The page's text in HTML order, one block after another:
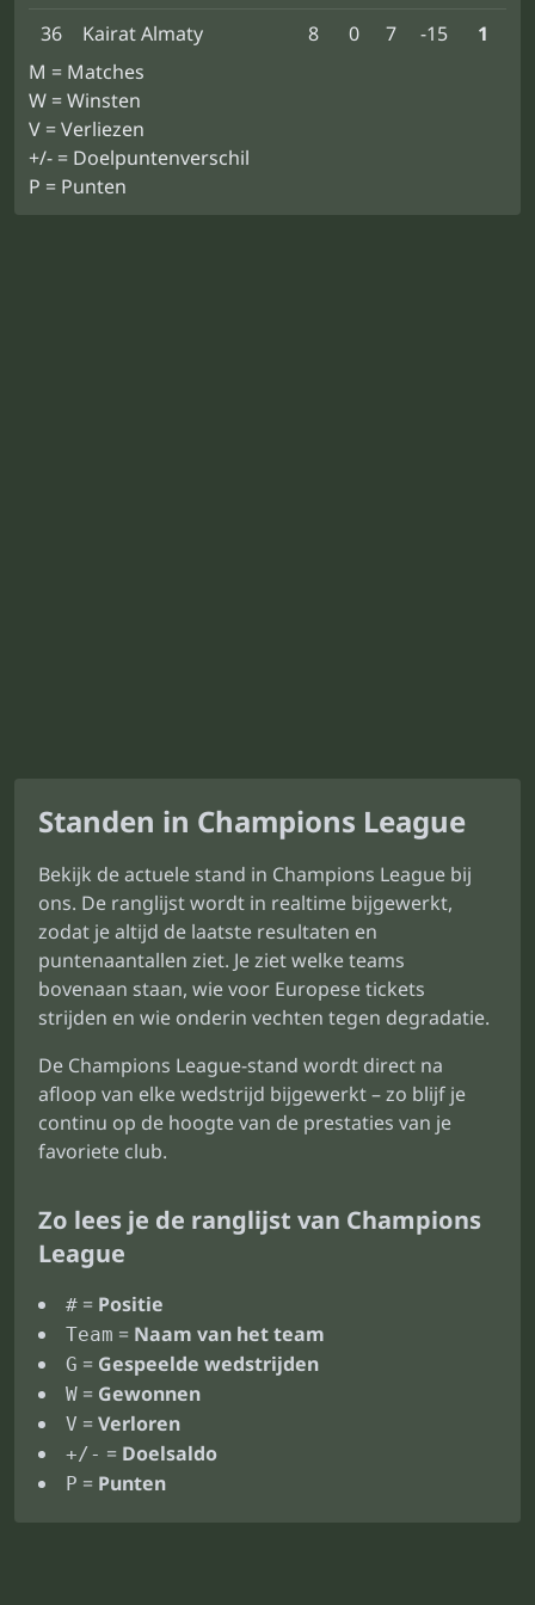
36 Kairat Almaty 8 0 7 -15
1
M = Matches
W = Winsten
V = Verliezen
+/- = Doelpuntenverschil
P = Punten
Standen in Champions League
Bekijk de actuele stand in Champions League bij
ons. De ranglijst wordt in realtime bijgewerkt,
zodat je altijd de laatste resultaten en
puntenaantallen ziet. Je ziet welke teams
bovenaan staan, wie voor Europese tickets
strijden en wie onderin vechten tegen degradatie.
De Champions League-stand wordt direct na
afloop van elke wedstrijd bijgewerkt – zo blijf je
continu op de hoogte van de prestaties van je
favoriete club.
Zo lees je de ranglijst van Champions
League
# = Positie
Team = Naam van het team
G = Gespeelde wedstrijden
W = Gewonnen
V =Verloren
+/- = Doelsaldo
P = Punten